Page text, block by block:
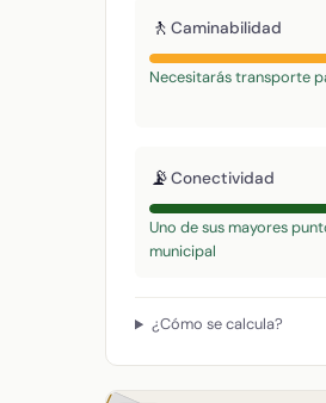
🚶 Caminabilidad
Necesitarás transporte
📡Conectividad
Uno de sus mayores
municipal
¿Cómo se calcula?